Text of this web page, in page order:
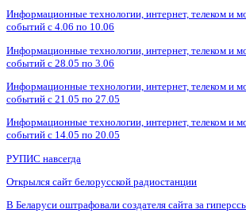
Информационные технологии, интернет, телеком и
событий с 4.06 по 10.06
Информационные технологии, интернет, телеком и
событий с 28.05 по 3.06
Информационные технологии, интернет, телеком и
событий с 21.05 по 27.05
Информационные технологии, интернет, телеком и
событий с 14.05 по 20.05
РУПИС навсегда
Открылся сайт белорусской радиостанции
В Беларуси оштрафовали создателя сайта за